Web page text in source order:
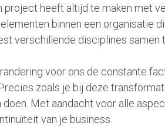
project heeft altijd te maken met
binnen een organisatie
verschillende disciplines samen
voor ons de constante
zoals je bij deze
Met aandacht voor alle
van je business.